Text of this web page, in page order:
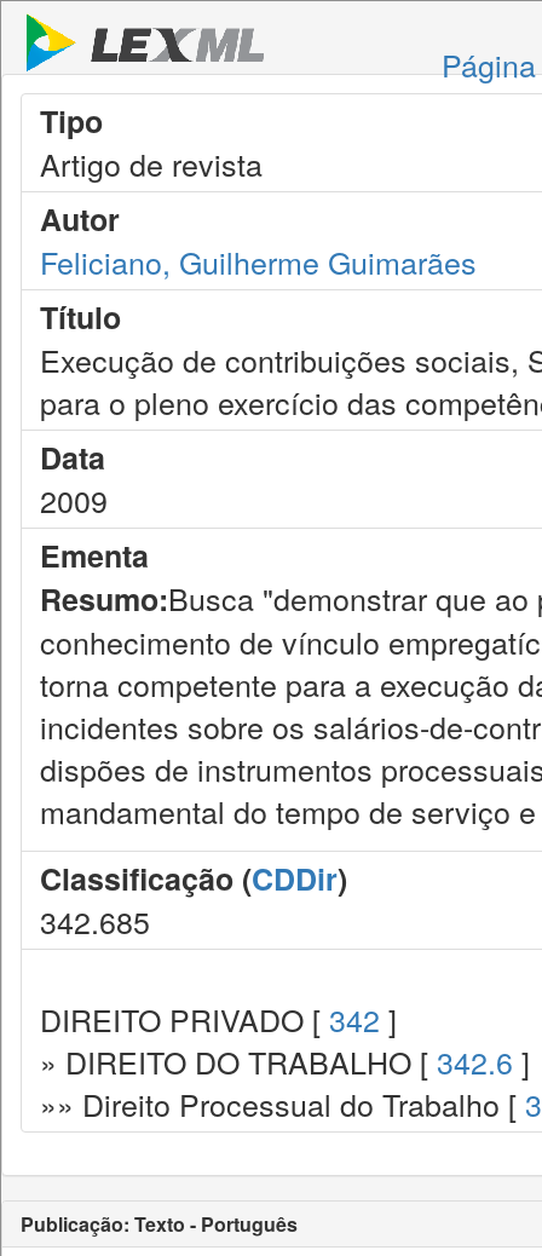
Tipo
Artigo de revista
Autor
Feliciano, Guilherme Guimarães
Título
Execução de contribuições sociais,
para o pleno exercício das
Data
2009
Ementa
Resumo:Busca "demonstrar que
conhecimento de vínculo
torna competente para a execução
incidentes sobre os salários-de-
dispões de instrumentos
mandamental do tempo de serviço
Classificação (CDDir)
342.685
DIREITO PRIVADO [ 342 ]
» DIREITO DO TRABALHO [ 342.6 ]
»» Direito Processual do Trabalho [
Publicação: Texto - Português